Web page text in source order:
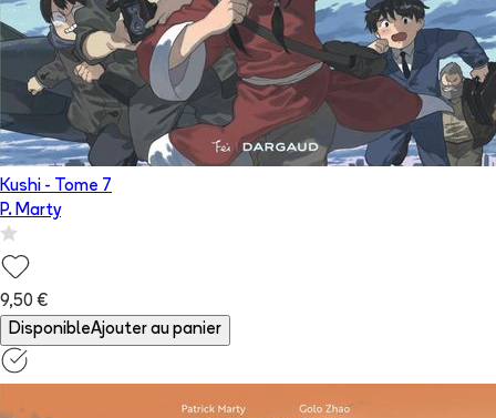
Kushi - Tome 7
P. Marty
9,50 €
DisponibleAjouter au panier